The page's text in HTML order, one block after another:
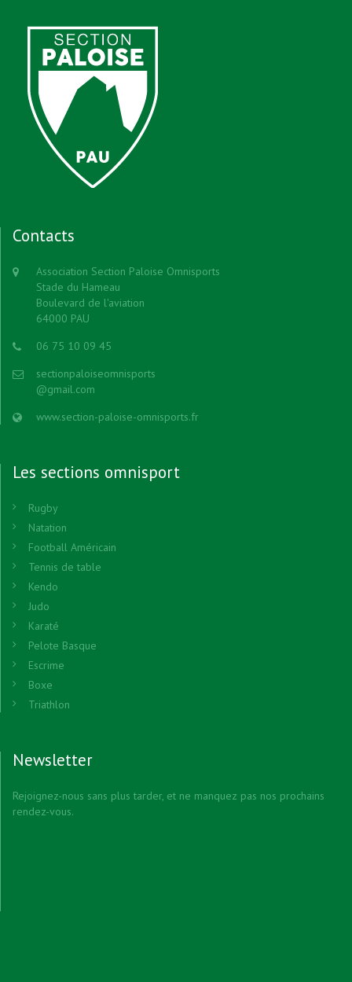
Contacts
Association Section Paloise Omnisports
Stade du Hameau
Boulevard de l'aviation
64000 PAU
06 75 10 09 45
sectionpaloiseomnisports
@gmail.com
www.section-paloise-omnisports.fr
Les sections omnisport
Rugby
Natation
Football Américain
Tennis de table
Kendo
Judo
Karaté
Pelote Basque
Escrime
Boxe
Triathlon
Newsletter
Rejoignez-nous sans plus tarder, et ne manquez pas nos prochains
rendez-vous.